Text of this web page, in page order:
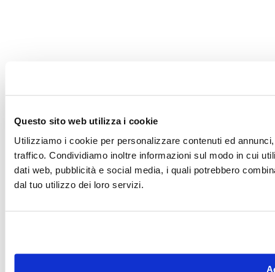
Questo sito web utilizza i cookie
Utilizziamo i cookie per personalizzare contenuti ed
traffico. Condividiamo inoltre informazioni sul modo in cui
dati web, pubblicità e social media, i quali potrebbero
dal tuo utilizzo dei loro servizi.